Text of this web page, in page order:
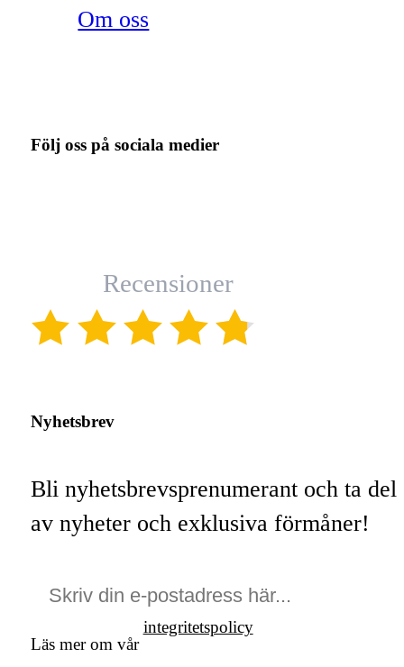
Om oss
Följ oss på sociala medier
Recensioner
Nyhetsbrev
Bli nyhetsbrevsprenumerant och ta del
av nyheter och exklusiva förmåner!
Läs mer om vår
integritetspolicy